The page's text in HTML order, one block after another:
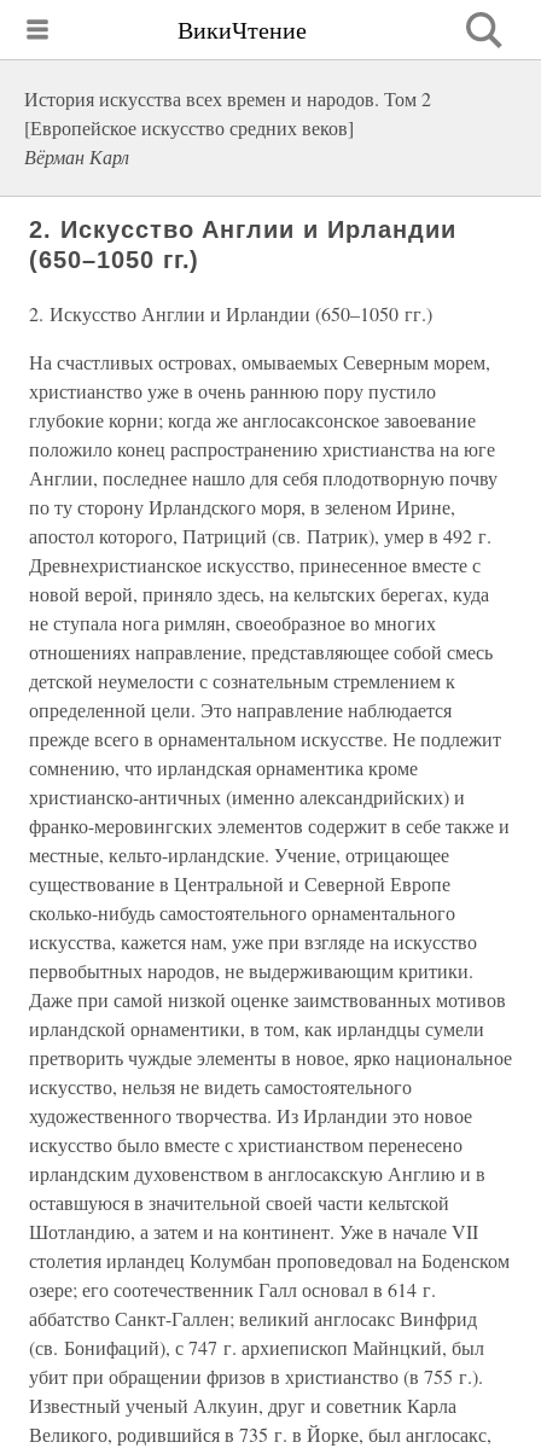
ВикиЧтение
История искусства всех времен и народов. Том 2
[Европейское искусство средних веков]
Вёрман Карл
2. Искусство Англии и Ирландии
(650–1050 гг.)
2. Искусство Англии и Ирландии (650–1050 гг.)
На счастливых островах, омываемых Северным морем,
христианство уже в очень раннюю пору пустило
глубокие корни; когда же англосаксонское завоевание
положило конец распространению христианства на юге
Англии, последнее нашло для себя плодотворную почву
по ту сторону Ирландского моря, в зеленом Ирине,
апостол которого, Патриций (св. Патрик), умер в 492 г.
Древнехристианское искусство, принесенное вместе с
новой верой, приняло здесь, на кельтских берегах, куда
не ступала нога римлян, своеобразное во многих
отношениях направление, представляющее собой смесь
детской неумелости с сознательным стремлением к
определенной цели. Это направление наблюдается
прежде всего в орнаментальном искусстве. Не подлежит
сомнению, что ирландская орнаментика кроме
христианско-античных (именно александрийских) и
франко-меровингских элементов содержит в себе также и
местные, кельто-ирландские. Учение, отрицающее
существование в Центральной и Северной Европе
сколько-нибудь самостоятельного орнаментального
искусства, кажется нам, уже при взгляде на искусство
первобытных народов, не выдерживающим критики.
Даже при самой низкой оценке заимствованных мотивов
ирландской орнаментики, в том, как ирландцы сумели
претворить чуждые элементы в новое, ярко национальное
искусство, нельзя не видеть самостоятельного
художественного творчества. Из Ирландии это новое
искусство было вместе с христианством перенесено
ирландским духовенством в англосакскую Англию и в
оставшуюся в значительной своей части кельтской
Шотландию, а затем и на континент. Уже в начале VII
столетия ирландец Колумбан проповедовал на Боденском
озере; его соотечественник Галл основал в 614 г.
аббатство Санкт-Галлен; великий англосакс Винфрид
(св. Бонифаций), с 747 г. архиепископ Майнцкий, был
убит при обращении фризов в христианство (в 755 г.).
Известный ученый Алкуин, друг и советник Карла
Великого, родившийся в 735 г. в Йорке, был англосакс,